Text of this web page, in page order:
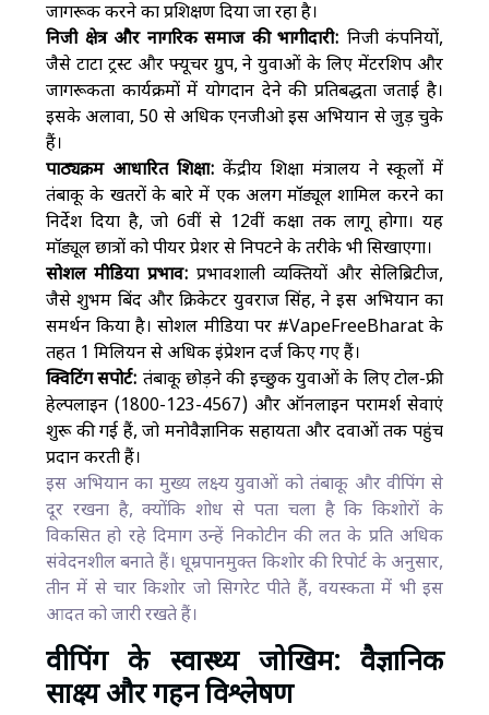
जागरूक करने का प्रशिक्षण दिया जा रहा है।
निजी क्षेत्र और नागरिक समाज की भागीदारी: निजी कंपनियों,
जैसे टाटा ट्रस्ट और फ्यूचर ग्रुप, ने युवाओं के लिए मेंटरशिप और
जागरूकता कार्यक्रमों में योगदान देने की प्रतिबद्धता जताई है।
इसके अलावा, 50 से अधिक एनजीओ इस अभियान से जुड़ चुके
हैं।
पाठ्यक्रम आधारित शिक्षा: केंद्रीय शिक्षा मंत्रालय ने स्कूलों में
तंबाकू के खतरों के बारे में एक अलग मॉड्यूल शामिल करने का
निर्देश दिया है, जो 6वीं से 12वीं कक्षा तक लागू होगा। यह
मॉड्यूल छात्रों को पीयर प्रेशर से निपटने के तरीके भी सिखाएगा।
सोशल मीडिया प्रभाव: प्रभावशाली व्यक्तियों और सेलिब्रिटीज,
जैसे शुभम बिंद और क्रिकेटर युवराज सिंह, ने इस अभियान का
समर्थन किया है। सोशल मीडिया पर #VapeFreeBharat के
तहत 1 मिलियन से अधिक इंप्रेशन दर्ज किए गए हैं।
क्विटिंग सपोर्ट: तंबाकू छोड़ने की इच्छुक युवाओं के लिए टोल-फ्री
हेल्पलाइन (1800-123-4567) और ऑनलाइन परामर्श सेवाएं
शुरू की गई हैं, जो मनोवैज्ञानिक सहायता और दवाओं तक पहुंच
प्रदान करती हैं।
इस अभियान का मुख्य लक्ष्य युवाओं को तंबाकू और वीपिंग से
दूर रखना है, क्योंकि शोध से पता चला है कि किशोरों के
विकसित हो रहे दिमाग उन्हें निकोटीन की लत के प्रति अधिक
संवेदनशील बनाते हैं। धूम्रपानमुक्त किशोर की रिपोर्ट के अनुसार,
तीन में से चार किशोर जो सिगरेट पीते हैं, वयस्कता में भी इस
आदत को जारी रखते हैं।
वीपिंग के स्वास्थ्य जोखिम: वैज्ञानिक
साक्ष्य और गहन विश्लेषण